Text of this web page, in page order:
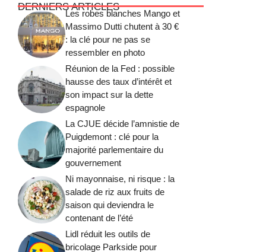
DERNIERS ARTICLES
Les robes blanches Mango et
Massimo Dutti chutent à 30 €
: la clé pour ne pas se
ressembler en photo
Réunion de la Fed : possible
hausse des taux d’intérêt et
son impact sur la dette
espagnole
La CJUE décide l’amnistie de
Puigdemont : clé pour la
majorité parlementaire du
gouvernement
Ni mayonnaise, ni risque : la
salade de riz aux fruits de
saison qui deviendra le
contenant de l’été
Lidl réduit les outils de
bricolage Parkside pour